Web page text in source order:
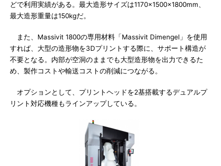
どで利用実績がある。最大造形サイズは1170×1500×1800mm、
最大造形重量は150kgだ。
また、Massivit 1800の専用材料「Massivit Dimengel」を使用
すれば、大型の造形物を3Dプリントする際に、サポート構造が
不要となる。内部が空洞のままでも大型造形物を出力できるた
め、製作コストや輸送コストの削減につながる。
オプションとして、プリントヘッドを2基搭載するデュアルプ
リント対応機種もラインアップしている。